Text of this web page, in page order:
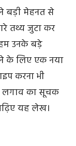
बड़ी मेहनत से
तथ्य जुटा कर
उनके बड़े
के लिए एक नया
करना भी
लगाव का सूचक
यह लेख।